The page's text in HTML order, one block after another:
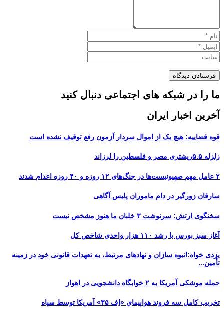
ما را در شبکه های اجتماعی دنبال کنید
آخرین اخبار ایران
قوه قضاییه: هیچ یک از اموال سردار آزمون رفع توقیف نشده است
زلزله ۵.۵ریشتری مصر و فلسطین را لرزاند
۲ عامل مهم صهیونیست‌ها در جنگ‌های ۱۲ روزه و ۴۰ روزه اعدام شدند
سارقان زورگیر در دام ماموران پلیس آگاهی
سخنگوی ارتش: سرنوشت ۳ خلبان ما هنوز مشخص نیست
آغاز سبز بورس با رشد ۱۱۰ هزار واحدی شاخص کل
یزدی خواه:انبوه سازان و نهادهای مرتبط، به تعهدات قانونی خود در زمینه
تأمین...
حمله موشکی آمریکا به ۲ خوابگاه دانشجویی در اهواز
تخریب کامل سه فروند هواپیمای «اِف ۳۵» آمریکا توسط سپاه